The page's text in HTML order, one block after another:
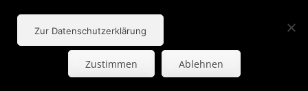
Zur Datenschutzerklärung
Zustimmen Ablehnen